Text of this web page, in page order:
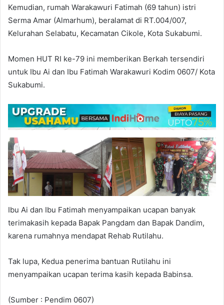
Kemudian, rumah Warakawuri Fatimah (69 tahun) istri
Serma Amar (Almarhum), beralamat di RT.004/007,
Kelurahan Selabatu, Kecamatan Cikole, Kota Sukabumi.
Momen HUT RI ke-79 ini memberikan Berkah tersendiri
untuk Ibu Ai dan Ibu Fatimah Warakawuri Kodim 0607/ Kota
Sukabumi.
Ibu Ai dan Ibu Fatimah menyampaikan ucapan banyak
terimakasih kepada Bapak Pangdam dan Bapak Dandim,
karena rumahnya mendapat Rehab Rutilahu.
Tak lupa, Kedua penerima bantuan Rutilahu ini
menyampaikan ucapan terima kasih kepada Babinsa.
(Sumber : Pendim 0607)